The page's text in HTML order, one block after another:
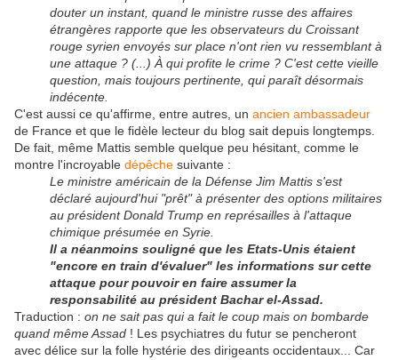
douter un instant, quand le ministre russe des affaires
étrangères rapporte que les observateurs du Croissant
rouge syrien envoyés sur place n'ont rien vu ressemblant à
une attaque ? (...) À qui profite le crime ? C'est cette vieille
question, mais toujours pertinente, qui paraît désormais
indécente.
C'est aussi ce qu'affirme, entre autres, un ancien ambassadeur
de France et que le fidèle lecteur du blog sait depuis longtemps.
De fait, même Mattis semble quelque peu hésitant, comme le
montre l'incroyable dépêche suivante :
Le ministre américain de la Défense Jim Mattis s'est
déclaré aujourd'hui "prêt" à présenter des options militaires
au président Donald Trump en représailles à l'attaque
chimique présumée en Syrie.
Il a néanmoins souligné que les Etats-Unis étaient
"encore en train d'évaluer" les informations sur cette
attaque pour pouvoir en faire assumer la
responsabilité au président Bachar el-Assad.
Traduction : on ne sait pas qui a fait le coup mais on bombarde
quand même Assad ! Les psychiatres du futur se pencheront
avec délice sur la folle hystérie des dirigeants occidentaux... Car